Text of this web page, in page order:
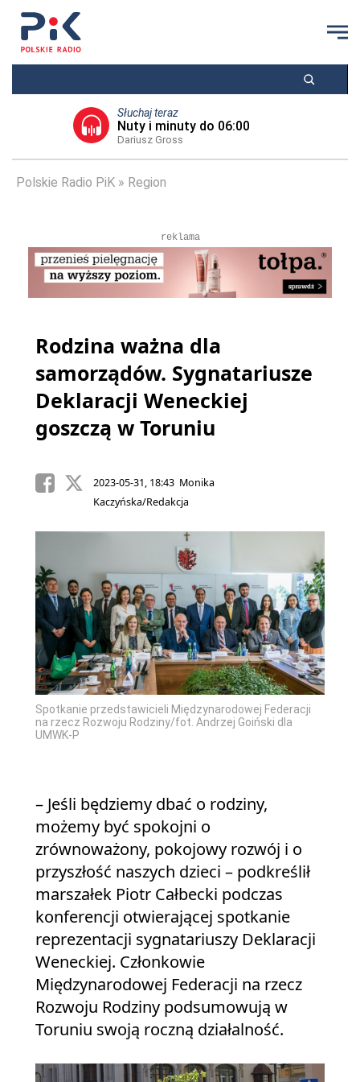
Słuchaj teraz
Nuty i minuty do 06:00
Dariusz Gross
Polskie Radio PiK Region
reklama
Rodzina ważna dla
samorządów. Sygnatariusze
Deklaracji Weneckiej
goszczą w Toruniu
2023-05-31, 18:43 Monika
Kaczyńska/Redakcja
Spotkanie przedstawicieli Międzynarodowej Federacji
na rzecz Rozwoju Rodziny/fot. Andrzej Goiński dla
UMWK-P
– Jeśli będziemy dbać o rodziny,
możemy być spokojni o
zrównoważony, pokojowy rozwój i o
przyszłość naszych dzieci – podkreślił
marszałek Piotr Całbecki podczas
konferencji otwierającej spotkanie
reprezentacji sygnatariuszy Deklaracji
Weneckiej. Członkowie
Międzynarodowej Federacji na rzecz
Rozwoju Rodziny podsumowują w
Toruniu swoją roczną działalność.